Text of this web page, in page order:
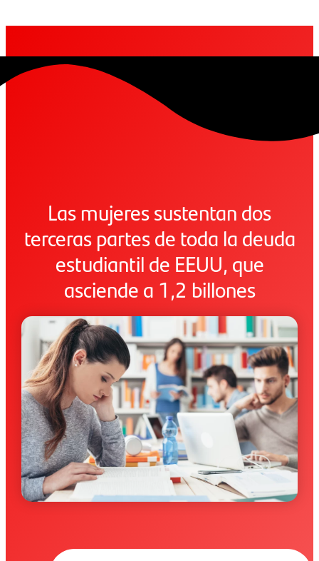
Las mujeres sustentan dos
terceras partes de toda la deuda
estudiantil de EEUU, que
asciende a 1,2 billones